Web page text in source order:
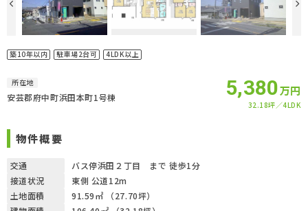
築10年以内 駐車場2台可 4LDK以上
所在地
安芸郡府中町浜田本町1号棟 5,380万円
32.18坪 4LDK
物件概要
交通
バス停浜田２丁目 まで 徒歩1分
接道状況
東側 公道12m
土地面積
91.59㎡ （27.70坪）